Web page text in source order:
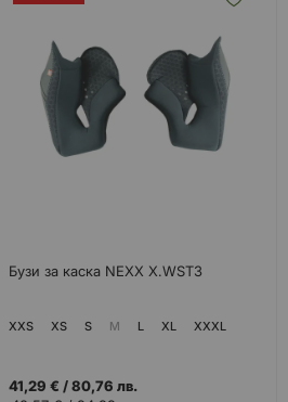
Бузи за каска NEXX X.WST3
XXS XS S M L XL XXXL
41,29 € /80,76 лв.